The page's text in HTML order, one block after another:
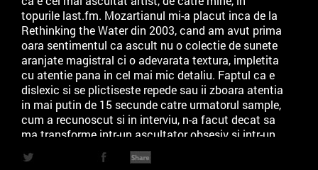
topurile last.fm. Mozartianul mi-a placut inca de la
Rethinking the Water din 2003, cand am avut prima
oara sentimentul ca ascult nu o colectie de sunete
aranjate magistral ci o adevarata textura, impletita
cu atentie pana in cel mai mic detaliu. Faptul ca e
dislexic si se plictiseste repede sau ii zboara atentia
in mai putin de 15 secunde catre urmatorul sample,
cum a recunoscut si in interviu, n-a facut decat sa
ma transforme intr-un ascultator obsesiv si intr-un
fan atent la fiecare miscare live sau discografica.
Chestie care m-a facut sa intru pe naspa, cu ditamai